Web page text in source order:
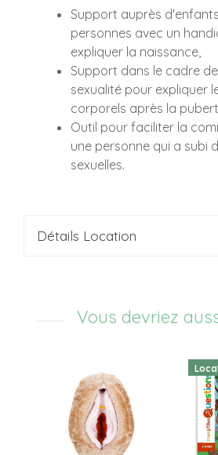
Support auprès
personnes avec un
expliquer la naissance,
Support dans le cadre
sexualité pour expliquer
corporels après la
Outil pour faciliter la
une personne qui a subi
sexuelles.
Détails Location
Vous devriez